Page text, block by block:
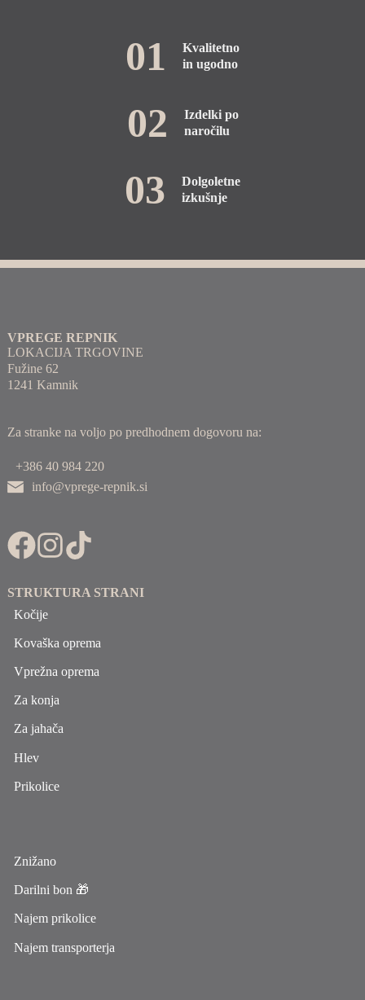
01
Kvalitetno
in ugodno
02
Izdelki po
naročilu
03
Dolgoletne
izkušnje
VPREGE REPNIK
LOKACIJA TRGOVINE
Fužine 62
1241 Kamnik
Za stranke na voljo po predhodnem dogovoru na:
+386 40 984 220
info@vprege-repnik.si
STRUKTURA STRANI
Kočije
Kovaška oprema
Vprežna oprema
Za konja
Za jahača
Hlev
Prikolice
Znižano
Darilni bon 🎁
Najem prikolice
Najem transporterja